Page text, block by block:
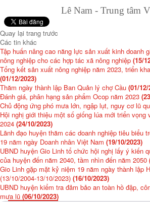
Lê Nam - Trung tâm
Quay lại trang trước
Các tin khác
Tập huấn nâng cao năng lực sản xuất kinh doanh
nông nghiệp cho các hợp tác xã nông nghiệp (15/
Tổng kết sản xuất nông nghiệp năm 2023, triển
(01/12/2023)
Thăm ngày thành lập Ban Quản lý chợ Cầu (01/
Đánh giá, phân hạng sản phẩm Ocop năm 2023
Chủ động ứng phó mưa lớn, ngập lụt, nguy cơ lũ
Hội nghị giới thiệu một số giống lúa mới triển vọng
2024 (24/10/2023)
Lãnh đạo huyện thăm các doanh nghiệp tiêu biểu
19 năm ngày Doanh nhân Việt Nam (19/10/2023)
UBND huyện Gio Linh tổ chức hội nghị lấy ý kiến
của huyện đến năm 2040, tầm nhìn đến năm 2050
Gio Linh gặp mặt kỷ niệm 19 năm ngày thành lập
(13/10/2004-13/10/2023) (16/10/2023)
UBND huyện kiểm tra đảm bảo an toàn hồ đập,
mưa lũ (06/10/2023)